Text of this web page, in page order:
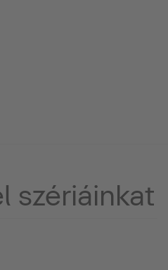
szériáinkat